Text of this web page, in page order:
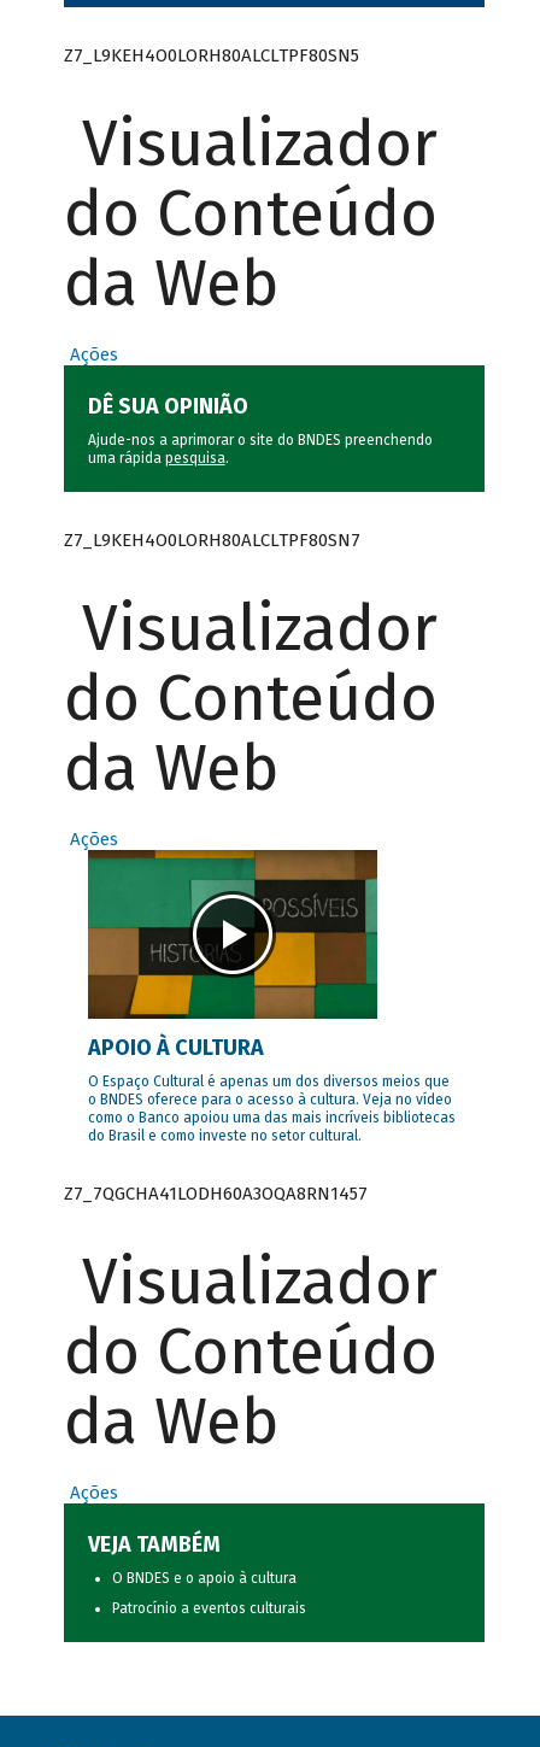
Z7_L9KEH4O0LORH80ALCLTPF80SN5
Visualizador
do Conteúdo
da Web
Ações
DÊ SUA OPINIÃO
Ajude-nos a aprimorar o site do BNDES preenchendo
uma rápida pesquisa.
Z7_L9KEH4O0LORH80ALCLTPF80SN7
Visualizador
do Conteúdo
da Web
Ações
APOIO À CULTURA
O Espaço Cultural é apenas um dos diversos meios que
o BNDES oferece para o acesso à cultura. Veja no vídeo
como o Banco apoiou uma das mais incríveis bibliotecas
do Brasil e como investe no setor cultural.
Z7_7QGCHA41LODH60A3OQA8RN1457
Visualizador
do Conteúdo
da Web
Ações
VEJA TAMBÉM
O BNDES e o apoio à cultura
Patrocínio a eventos culturais